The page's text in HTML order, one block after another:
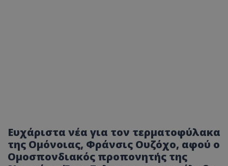
Ευχάριστα νέα για τον τερματοφύλακα
της Ομόνοιας, Φράνσις Ουζόχο, αφού ο
Ομοσπονδιακός προπονητής της